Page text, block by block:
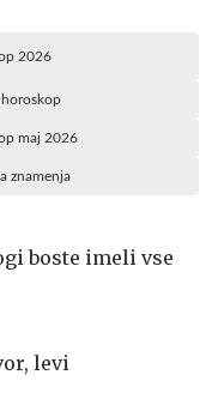
2026
maj 2026
znamenja
boste imeli vse
levi